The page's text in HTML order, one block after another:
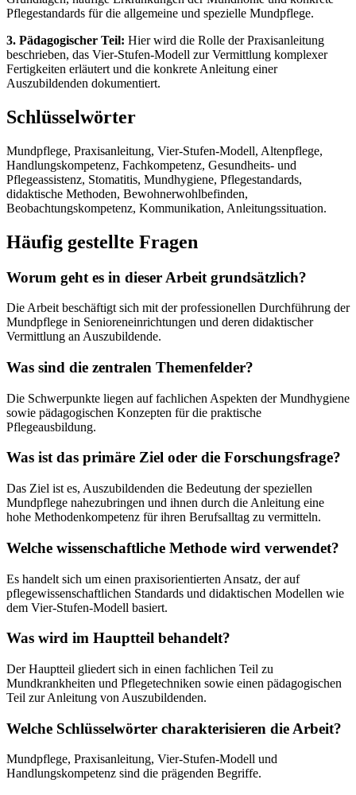
Pflegestandards für die allgemeine und spezielle Mundpflege.
3. Pädagogischer Teil: Hier wird die Rolle der Praxisanleitung
beschrieben, das Vier-Stufen-Modell zur Vermittlung komplexer
Fertigkeiten erläutert und die konkrete Anleitung einer
Auszubildenden dokumentiert.
Schlüsselwörter
Mundpflege, Praxisanleitung, Vier-Stufen-Modell, Altenpflege,
Handlungskompetenz, Fachkompetenz, Gesundheits- und
Pflegeassistenz, Stomatitis, Mundhygiene, Pflegestandards,
didaktische Methoden, Bewohnerwohlbefinden,
Beobachtungskompetenz, Kommunikation, Anleitungssituation.
Häufig gestellte Fragen
Worum geht es in dieser Arbeit grundsätzlich?
Die Arbeit beschäftigt sich mit der professionellen Durchführung der
Mundpflege in Senioreneinrichtungen und deren didaktischer
Vermittlung an Auszubildende.
Was sind die zentralen Themenfelder?
Die Schwerpunkte liegen auf fachlichen Aspekten der Mundhygiene
sowie pädagogischen Konzepten für die praktische
Pflegeausbildung.
Was ist das primäre Ziel oder die Forschungsfrage?
Das Ziel ist es, Auszubildenden die Bedeutung der speziellen
Mundpflege nahezubringen und ihnen durch die Anleitung eine
hohe Methodenkompetenz für ihren Berufsalltag zu vermitteln.
Welche wissenschaftliche Methode wird verwendet?
Es handelt sich um einen praxisorientierten Ansatz, der auf
pflegewissenschaftlichen Standards und didaktischen Modellen wie
dem Vier-Stufen-Modell basiert.
Was wird im Hauptteil behandelt?
Der Hauptteil gliedert sich in einen fachlichen Teil zu
Mundkrankheiten und Pflegetechniken sowie einen pädagogischen
Teil zur Anleitung von Auszubildenden.
Welche Schlüsselwörter charakterisieren die Arbeit?
Mundpflege, Praxisanleitung, Vier-Stufen-Modell und
Handlungskompetenz sind die prägenden Begriffe.